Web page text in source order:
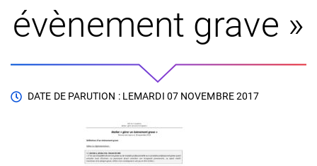
évènement grave »
DATE DE PARUTION : LEMARDI 07 NOVEMBRE 2017